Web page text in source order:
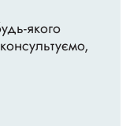
якого